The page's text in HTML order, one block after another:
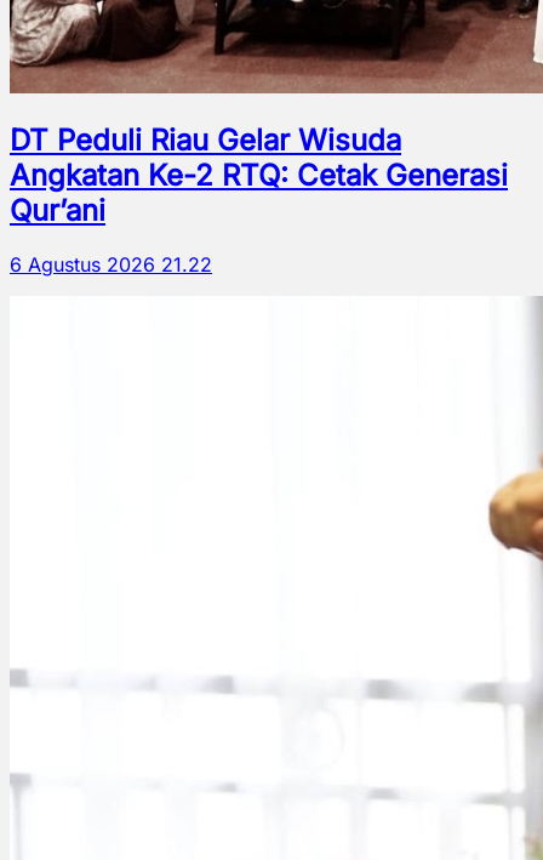
DT Peduli Riau Gelar Wisuda
Angkatan Ke-2 RTQ: Cetak Generasi
Qur’ani
6 Agustus 2026 21.22